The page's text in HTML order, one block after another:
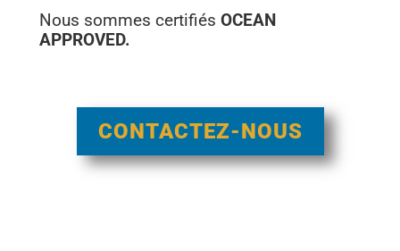
Nous sommes certifiésOCEAN
APPROVED.
CONTACTEZ-NOUS